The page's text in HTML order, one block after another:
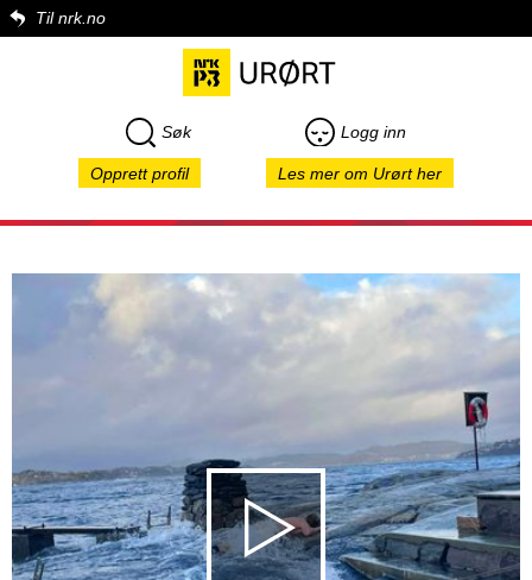
Til nrk.no
Søk Logg inn
Opprett profil Les mer om Urørt her